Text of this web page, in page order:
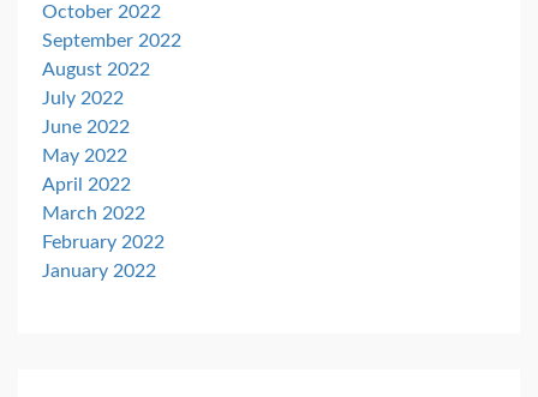
October 2022
September 2022
August 2022
July 2022
June 2022
May 2022
April 2022
March 2022
February 2022
January 2022